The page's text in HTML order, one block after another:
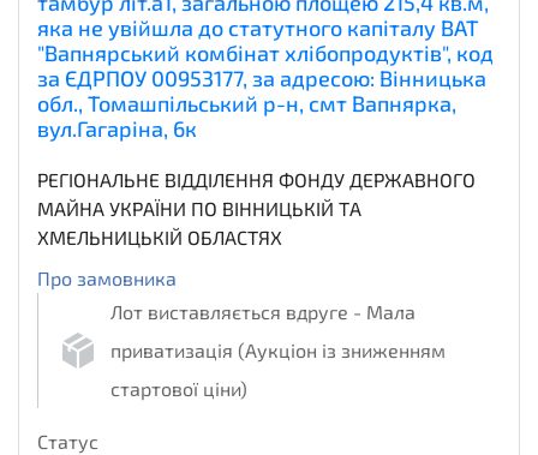
яка не увійшла до статутного капіталу ВАТ
"Вапнярський комбінат хлібопродуктів", код
за ЄДРПОУ 00953177, за адресою: Вінницька
обл., Томашпільський р-н, смт Вапнярка,
вул.Гагаріна, 6к
РЕГІОНАЛЬНЕ ВІДДІЛЕННЯ ФОНДУ ДЕРЖАВНОГО
МАЙНА УКРАЇНИ ПО ВІННИЦЬКІЙ ТА
ХМЕЛЬНИЦЬКІЙ ОБЛАСТЯХ
Про замовника
Лот виставляється вдруге - Мала
приватизація (Аукціон із зниженням
стартової ціни)
Статус